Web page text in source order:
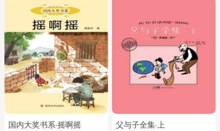
国内大奖书系·摇啊摇 父与子全集·上